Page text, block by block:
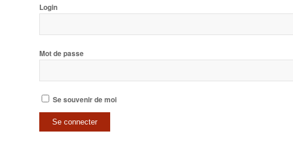
Login
Mot de passe
Se souvenir de moi